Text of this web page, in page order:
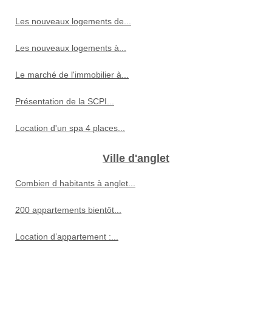
Les nouveaux logements de...
Les nouveaux logements à...
Le marché de l'immobilier à...
Présentation de la SCPI...
Location d'un spa 4 places...
Ville d'anglet
Combien d habitants à anglet...
200 appartements bientôt...
Location d’appartement :...